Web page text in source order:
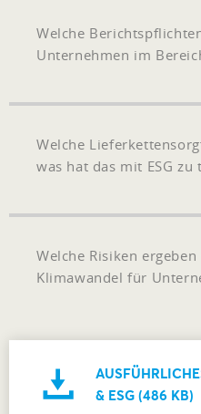
Welche
Unternehmen im
Welche
was hat das mit ESG zu
Welche Risiken
Klimawandel für
& ESG (486 KB)